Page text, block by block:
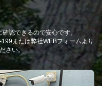
認できるので安心です。
または弊社WEBフォームより
さい。